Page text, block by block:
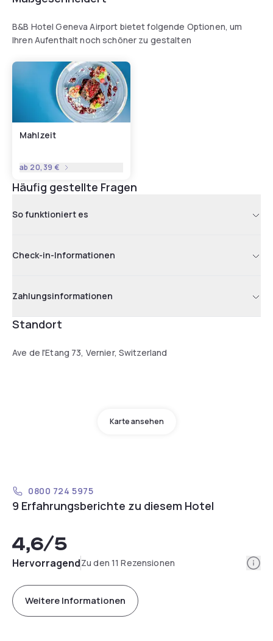
B&B Hotel Geneva Airport bietet folgende Optionen, um
Ihren Aufenthalt noch schöner zu gestalten
Mahlzeit
ab 20,39 €
Häufig gestellte Fragen
So funktioniert es
Check-in-Informationen
Zahlungsinformationen
Standort
Ave de l'Etang 73, Vernier, Switzerland
Karte ansehen
0800 724 5975
9 Erfahrungsberichte zu diesem Hotel
4,6/5
HervorragendZu den 11 Rezensionen
Weitere Informationen